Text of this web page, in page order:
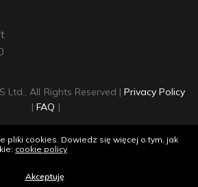
Ltd., All Rights Reserved | Privacy Policy
| FAQ |
pliki cookies. Dowiedz się więcej o tym, jak
cookie policy
Akceptuję